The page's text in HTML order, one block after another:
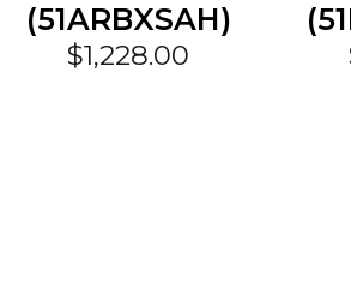
(51ARBXSAH)
$1,228.00